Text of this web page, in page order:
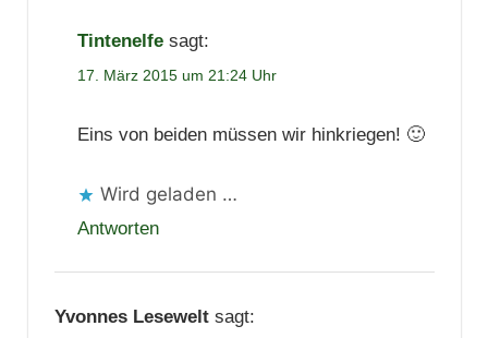
Tintenelfe sagt:
17. März 2015 um 21:24 Uhr
Eins von beiden müssen wir hinkriegen! 🙂
Wird geladen …
Antworten
Yvonnes Lesewelt sagt: